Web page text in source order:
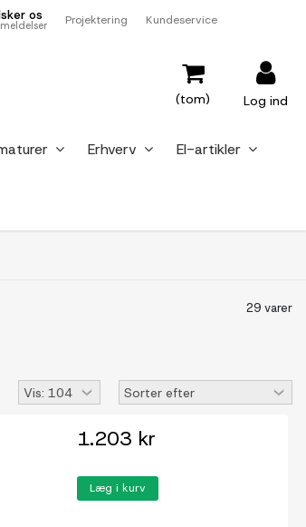
os Projektering Kundeservice
Log ind
(tom)
Erhverv El-artikler
29 varer
1.203 kr
Læg i kurv